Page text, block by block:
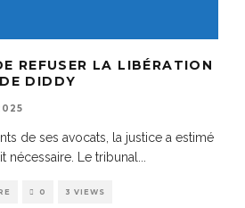
REFUSER LA LIBÉRATION
DIDDY
de ses avocats, la justice a estimé
nécessaire. Le tribunal
0 3 VIEWS